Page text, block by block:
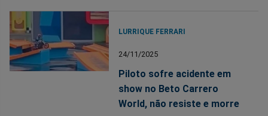
LURRIQUE FERRARI
24/11/2025
Piloto sofre acidente em
show no Beto Carrero
World, não resiste e morre